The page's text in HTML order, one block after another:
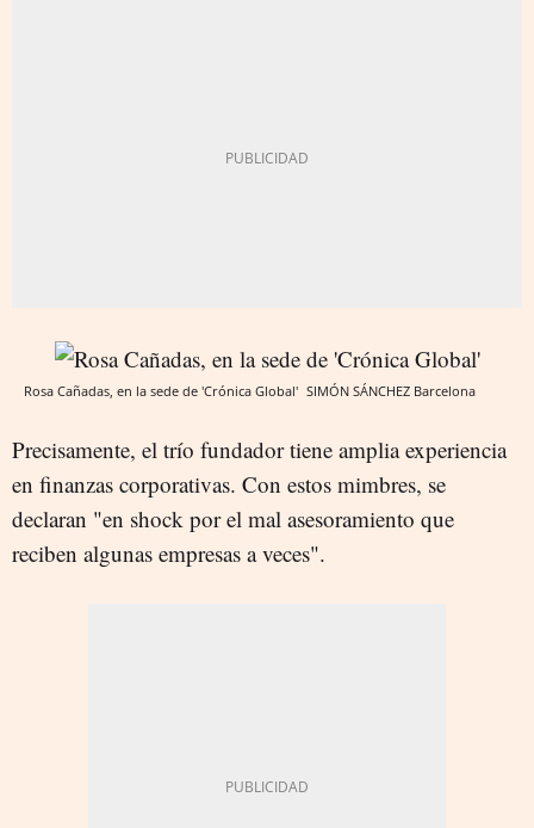
Rosa Cañadas, en la sede de 'Crónica Global' SIMÓN SÁNCHEZ Barcelona
Precisamente, el trío fundador tiene amplia experiencia
en finanzas corporativas. Con estos mimbres, se
declaran "en shock por el mal asesoramiento que
reciben algunas empresas a veces".